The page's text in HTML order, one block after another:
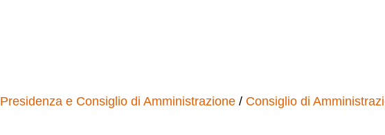
Presidenza e Consiglio di Amministrazione / Consiglio di